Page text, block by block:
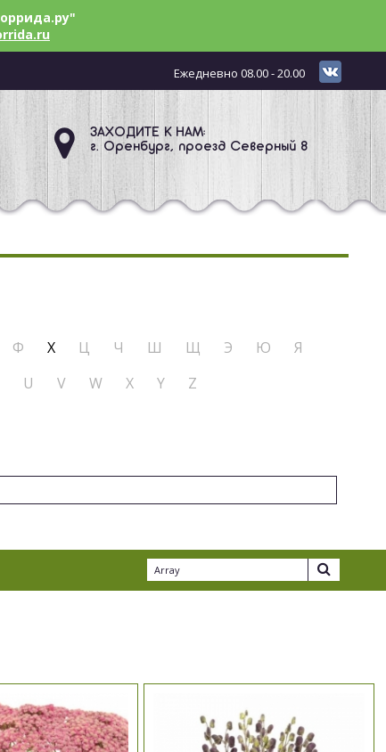
Ежедневно 08.00 - 20.00
ЗАХОДИТЕ К НАМ:
г. Оренбург, проезд Северный 8
Ф Х Ц Ч Ш Щ Э Ю
Я
U V W X Y Z